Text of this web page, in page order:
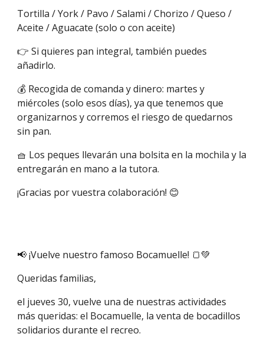
Tortilla / York / Pavo / Salami / Chorizo / Queso /
Aceite / Aguacate (solo o con aceite)
👉 Si quieres pan integral, también puedes
añadirlo.
💰 Recogida de comanda y dinero: martes y
miércoles (solo esos días), ya que tenemos que
organizarnos y corremos el riesgo de quedarnos
sin pan.
🧺 Los peques llevarán una bolsita en la mochila y la
entregarán en mano a la tutora.
¡Gracias por vuestra colaboración! 😊
📢 ¡Vuelve nuestro famoso Bocamuelle! 🍞💚
Queridas familias,
el jueves 30, vuelve una de nuestras actividades
más queridas: el Bocamuelle, la venta de bocadillos
solidarios durante el recreo.